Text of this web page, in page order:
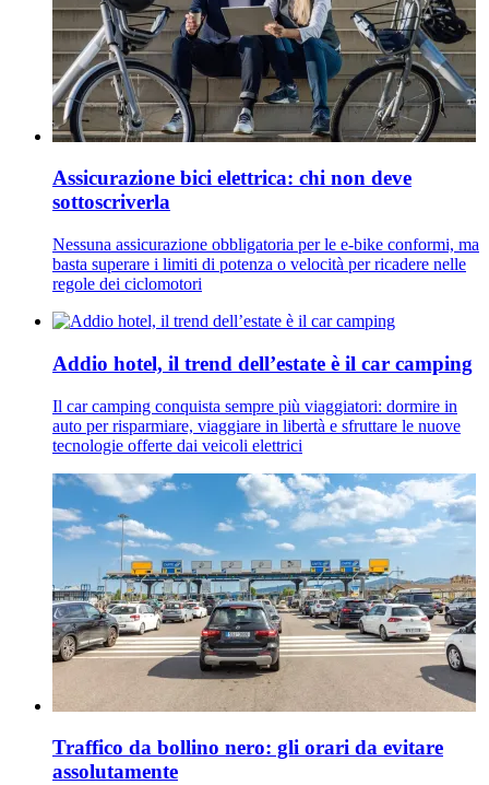
Assicurazione bici elettrica: chi non deve
sottoscriverla
Nessuna assicurazione obbligatoria per le e-bike conformi, ma
basta superare i limiti di potenza o velocità per ricadere nelle
regole dei ciclomotori
Addio hotel, il trend dell’estate è il car camping
Il car camping conquista sempre più viaggiatori: dormire in
auto per risparmiare, viaggiare in libertà e sfruttare le nuove
tecnologie offerte dai veicoli elettrici
Traffico da bollino nero: gli orari da evitare
assolutamente